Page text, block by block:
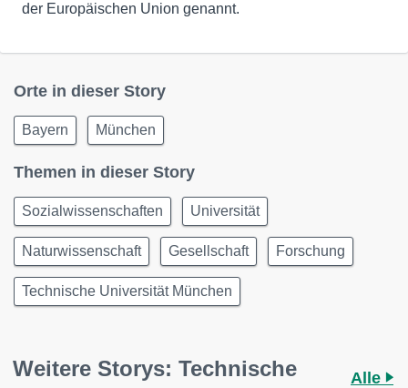
der Europäischen Union genannt.
Orte in dieser Story
Bayern München
Themen in dieser Story
Sozialwissenschaften Universität
Naturwissenschaft Gesellschaft Forschung
Technische Universität München
Weitere Storys: Technische
Alle